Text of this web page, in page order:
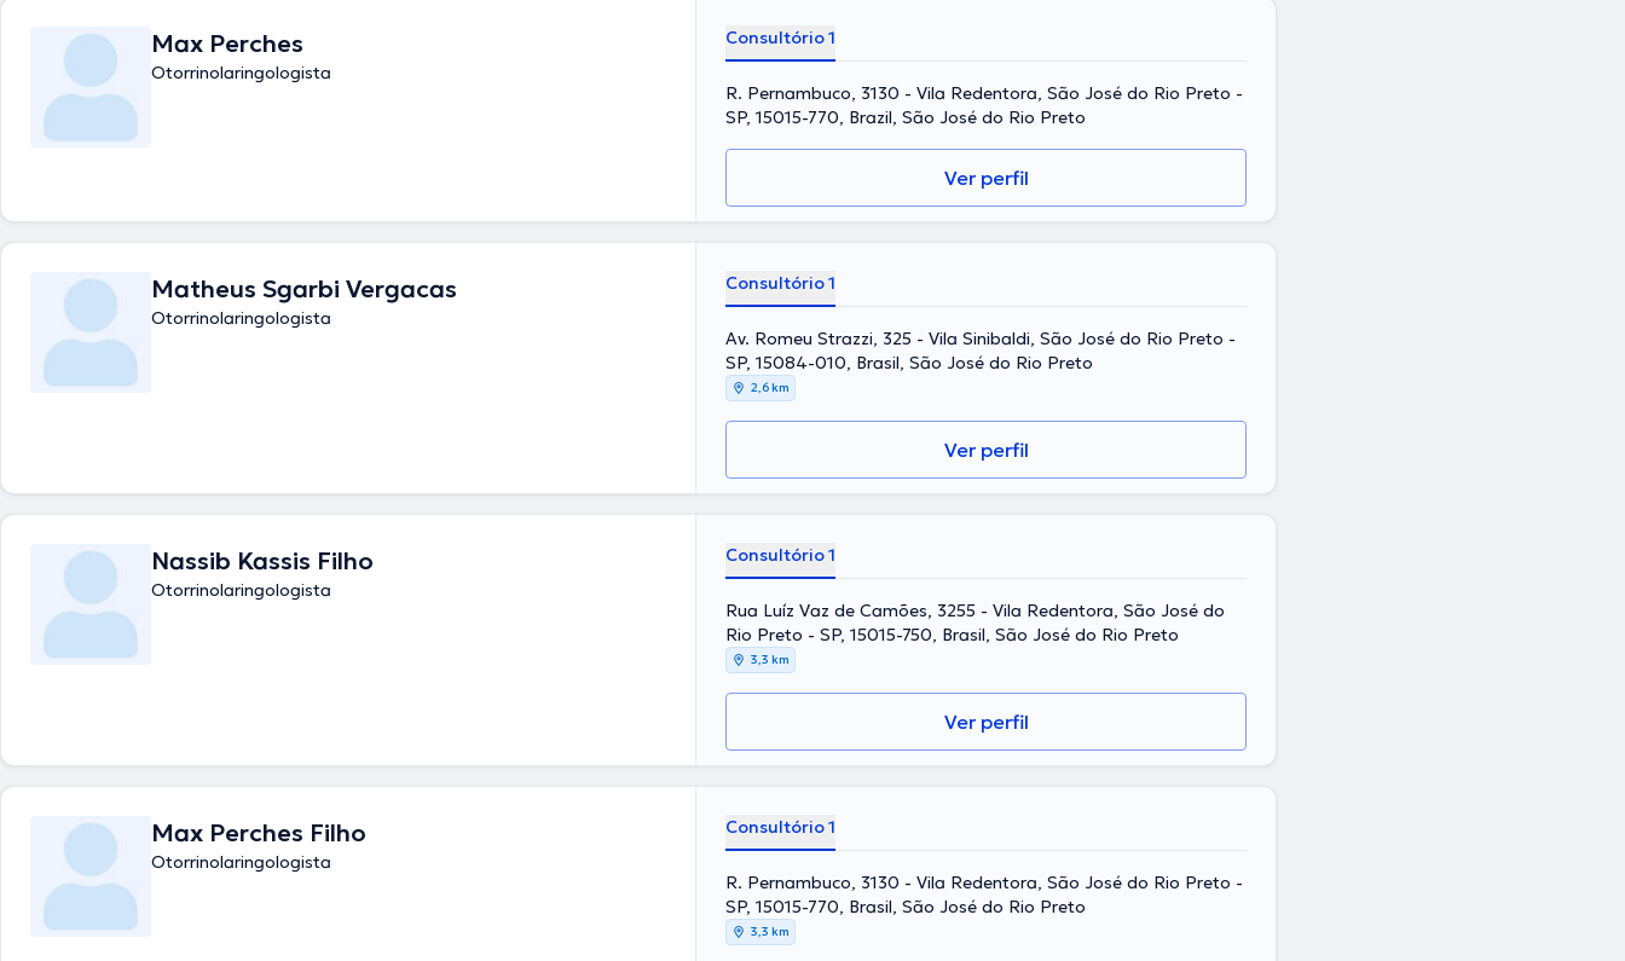
Max Perches
Otorrinolaringologista
Consultório 1
R. Pernambuco, 3130 - Vila Redentora, São José do Rio Preto -
SP, 15015-770, Brazil, São José do Rio Preto
Ver perfil
Matheus Sgarbi Vergacas
Otorrinolaringologista
Consultório 1
Av. Romeu Strazzi, 325 - Vila Sinibaldi, São José do Rio Preto -
SP, 15084-010, Brasil, São José do Rio Preto
2,6 km
Ver perfil
Nassib Kassis Filho
Otorrinolaringologista
Consultório 1
Rua Luíz Vaz de Camões, 3255 - Vila Redentora, São José do
Rio Preto - SP, 15015-750, Brasil, São José do Rio Preto
3,3 km
Ver perfil
Max Perches Filho
Otorrinolaringologista
Consultório 1
R. Pernambuco, 3130 - Vila Redentora, São José do Rio Preto -
SP, 15015-770, Brasil, São José do Rio Preto
3,3 km